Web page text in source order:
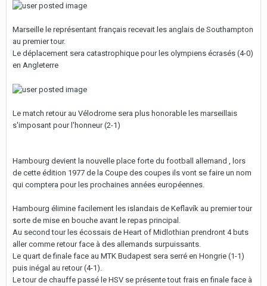
Marseille le représentant français recevait les anglais de Southampton
au premier tour.
Le déplacement sera catastrophique pour les olympiens écrasés (4-0)
en Angleterre
Le match retour au Vélodrome sera plus honorable les marseillais
s'imposant pour l'honneur (2-1)
Hambourg devient la nouvelle place forte du football allemand , lors
de cette édition 1977 de la Coupe des coupes ils vont se faire un nom
qui comptera pour les prochaines années européennes.
Hambourg élimine facilement les islandais de Keflavík au premier tour
sorte de mise en bouche avant le repas principal.
Au second tour les écossais de Heart of Midlothian prendront 4 buts
aller comme retour face à des allemands surpuissants.
Le quart de finale face au MTK Budapest sera serré en Hongrie (1-1)
puis inégal au retour (4-1).
Le tour de chauffe passé le HSV se présente tout frais en finale face à